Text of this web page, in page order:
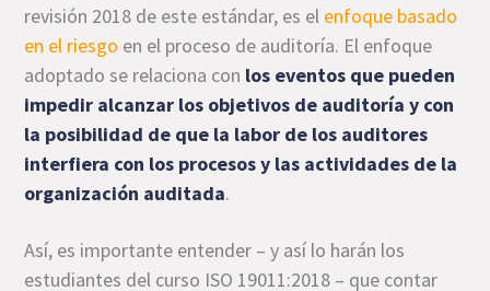
revisión 2018 de este estándar, es el enfoque basado
en el riesgo en el proceso de auditoría. El enfoque
adoptado se relaciona con los eventos que pueden
impedir alcanzar los objetivos de auditoría y con
la posibilidad de que la labor de los auditores
interfiera con los procesos y las actividades de la
organización auditada.
Así, es importante entender – y así lo harán los
estudiantes del curso ISO 19011:2018 – que contar